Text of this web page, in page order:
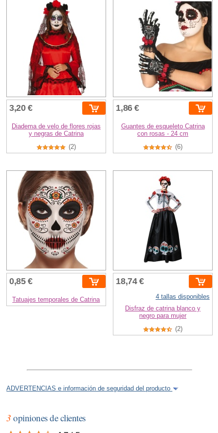
3,20 €
Diadema de velo de flores rojas
y negras de Catrina
(2)
1,86 €
Guantes de esqueleto Catrina
con rosas - 24 cm
(6)
0,85 €
Tatuajes temporales de Catrina
18,74 €
4 tallas disponibles
Disfraz de catrina blanco y
negro para mujer
(2)
ADVERTENCIAS e información de seguridad del producto
3 opiniones de clientes